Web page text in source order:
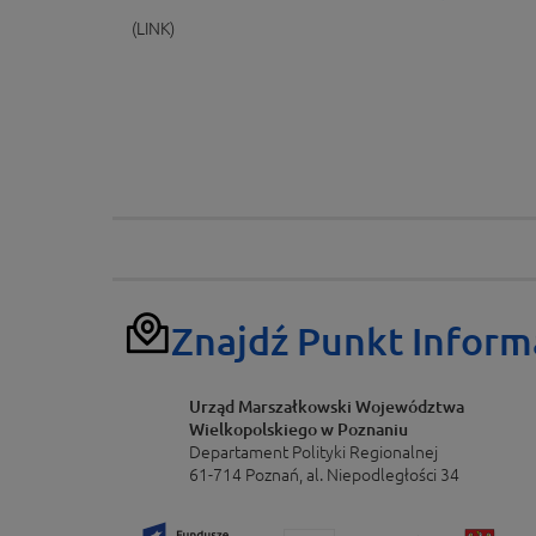
(LINK)
Znajdź Punkt
Urząd Marszałkowski Województwa
Wielkopolskiego w Poznaniu
Departament Polityki Regionalnej
61-714 Poznań, al. Niepodległości 34